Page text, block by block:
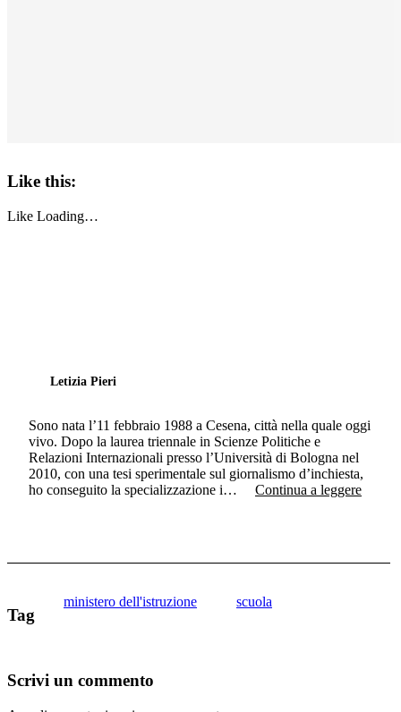
Like this:
Like Loading…
Letizia Pieri
Sono nata l’11 febbraio 1988 a Cesena, città nella quale oggi
vivo. Dopo la laurea triennale in Scienze Politiche e
Relazioni Internazionali presso l’Università di Bologna nel
2010, con una tesi sperimentale sul giornalismo d’inchiesta,
ho conseguito la specializzazione i…
Continua a leggere
Tag
ministero dell'istruzione scuola
Scrivi un commento